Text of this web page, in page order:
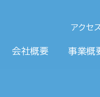
アクセ
会社概要 事業概